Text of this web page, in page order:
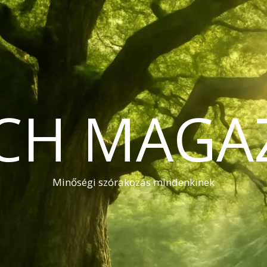
Minőségi szórakozás mindenkinek